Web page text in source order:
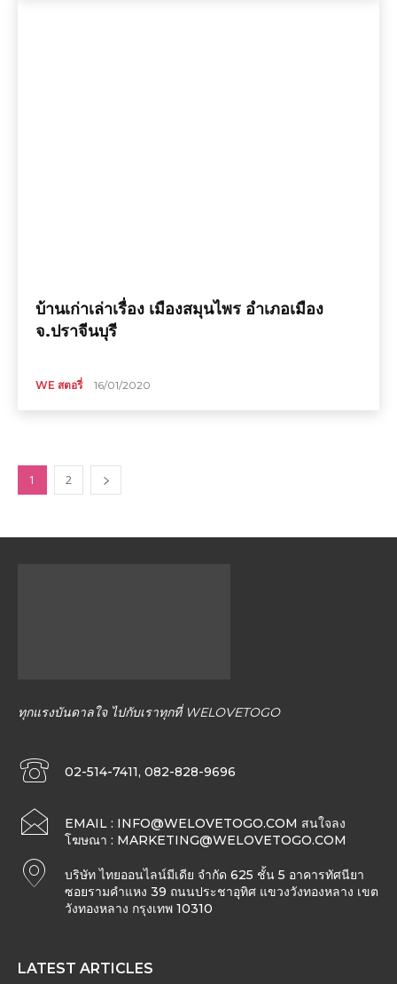
บ้านเก่าเล่าเรื่อง เมืองสมุนไพร อำเภอเมือง
จ.ปราจีนบุรี
WE สตอรี่ 16/01/2020
1 2
ทุกแรงบันดาลใจ ไปกับเราทุกที่ WELOVETOGO
02-514-7411, 082-828-9696
EMAIL : INFO@WELOVETOGO.COM สนใจลง
โฆษณา : MARKETING@WELOVETOGO.COM
บริษัท ไทยออนไลน์มีเดีย จำกัด 625 ชั้น 5 อาคารทัศนียา
ซอยรามคำแหง 39 ถนนประชาอุทิศ แขวงวังทองหลาง เขต
วังทองหลาง กรุงเทพ 10310
LATEST ARTICLES